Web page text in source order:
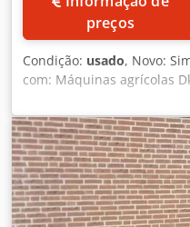
preços
Condição: usado, Novo:
com: Máquinas agrícolas